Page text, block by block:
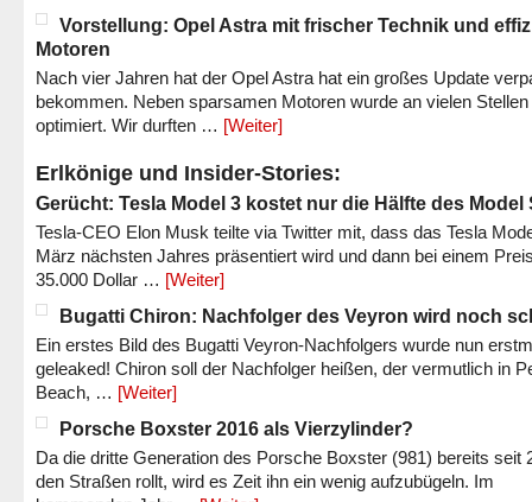
Vorstellung: Opel Astra mit frischer Technik und
Motoren
Nach vier Jahren hat der Opel Astra hat ein großes Update
bekommen. Neben sparsamen Motoren wurde an vielen Stellen
optimiert. Wir durften … [Weiter]
Erlkönige und Insider-Stories:
Gerücht: Tesla Model 3 kostet nur die Hälfte des Model
Tesla-CEO Elon Musk teilte via Twitter mit, dass das Tesla
März nächsten Jahres präsentiert wird und dann bei einem
35.000 Dollar … [Weiter]
Bugatti Chiron: Nachfolger des Veyron wird noch
Ein erstes Bild des Bugatti Veyron-Nachfolgers wurde nun
geleaked! Chiron soll der Nachfolger heißen, der vermutlich in
Beach, … [Weiter]
Porsche Boxster 2016 als Vierzylinder?
Da die dritte Generation des Porsche Boxster (981) bereits seit
den Straßen rollt, wird es Zeit ihn ein wenig aufzubügeln. Im